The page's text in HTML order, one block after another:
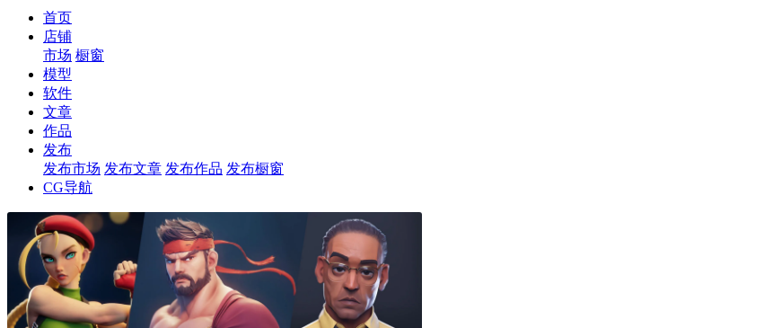
首页
店铺
市场 橱窗
模型
软件
文章
作品
发布
发布市场 发布文章 发布作品 发布橱窗
CG导航